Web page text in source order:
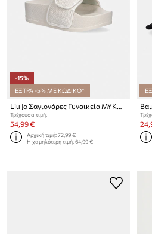
-15%
ΕΞΤΡΑ -5% ΜΕ ΚΩΔΙΚΟ*
Liu Jo Σαγιονάρες Γυναικεία MYKONOS 04
Τρέχουσα τιμή:
54,99 €
Αρχική τιμή:72,99 €
Η χαμηλότερη τιμή:64,99 €